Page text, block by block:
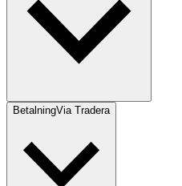
BetalningVia Tradera